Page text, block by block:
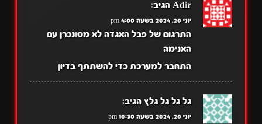
Adir הגיב:
יוני 20, 2024 בשעה 4:00 pm
התרגום של פבל האגדה לא מסונכרן עם
האנימה
התחבר למערכת כדי להשתתף בדיון
גל גל גל גלץ הגיב:
יוני 20, 2024 בשעה 10:30 pm